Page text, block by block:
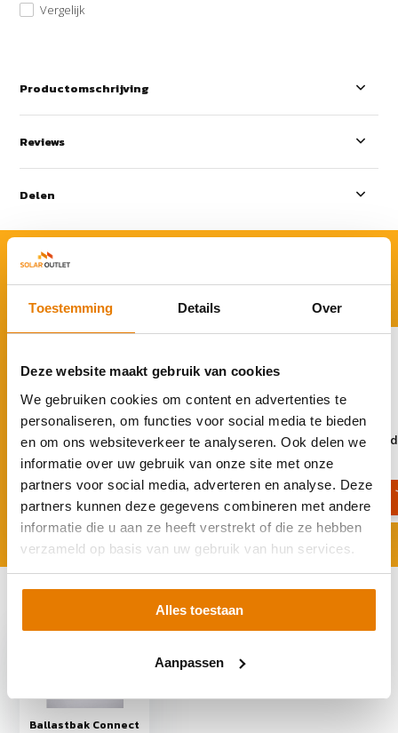
Toestemming Details Over
Deze website maakt gebruik van cookies
We gebruiken cookies om content en advertenties te
personaliseren, om functies voor social media te bieden
en om ons websiteverkeer te analyseren. Ook delen we
informatie over uw gebruik van onze site met onze
partners voor social media, adverteren en analyse. Deze
partners kunnen deze gegevens combineren met andere
informatie die u aan ze heeft verstrekt of die ze hebben
verzameld op basis van uw gebruik van hun services.
Alles toestaan
Aanpassen
Vergelijk
Productomschrijving
Reviews
Delen
ACCESSOIRES
Rond je aankoop af
Basiselement Connect Portrait
€ 44,95
Achterplaat Connect
€ 11,95
Ballastbak Connect